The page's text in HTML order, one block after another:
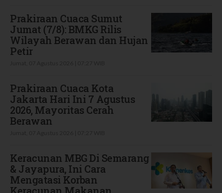
Prakiraan Cuaca Sumut
Jumat (7/8): BMKG Rilis
Wilayah Berawan dan Hujan
Petir
Prakiraan Cuaca Kota
Jakarta Hari Ini 7 Agustus
2026, Mayoritas Cerah
Berawan
Keracunan MBG Di Semarang
& Jayapura, Ini Cara
Mengatasi Korban